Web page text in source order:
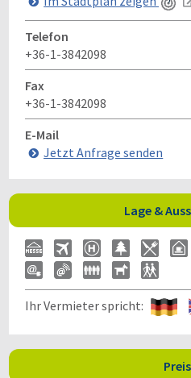
Telefon
+36-1-3842098
Fax
+36-1-3842098
E-Mail
Jetzt Anfrage senden
Lage &
Ihr Vermieter spricht: